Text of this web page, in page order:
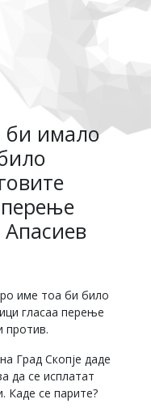
би имало
Апасиев
име тоа би било
гласаа перење
против.
Град Скопје даде
да се исплатат
Каде се парите?